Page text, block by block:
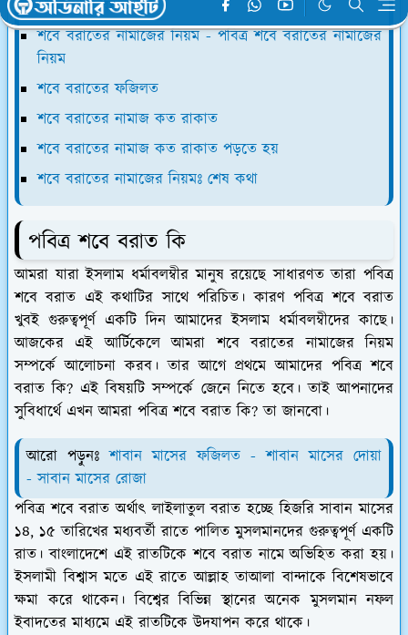
পবিত্র শবে বরাত কি
শবে বরাতের নামাজের নিয়ম - পবিত্র শবে বরাতের নামাজের
নিয়ম
শবে বরাতের ফজিলত
শবে বরাতের নামাজ কত রাকাত
শবে বরাতের নামাজ কত রাকাত পড়তে হয়
শবে বরাতের নামাজের নিয়মঃ শেষ কথা
পবিত্র শবে বরাত কি
আমরা যারা ইসলাম ধর্মাবলম্বীর মানুষ রয়েছে সাধারণত তারা পবিত্র
শবে বরাত এই কথাটির সাথে পরিচিত। কারণ পবিত্র শবে বরাত
খুবই গুরুত্বপূর্ণ একটি দিন আমাদের ইসলাম ধর্মাবলম্বীদের কাছে।
আজকের এই আর্টিকেলে আমরা শবে বরাতের নামাজের নিয়ম
সম্পর্কে আলোচনা করব। তার আগে প্রথমে আমাদের পবিত্র শবে
বরাত কি? এই বিষয়টি সম্পর্কে জেনে নিতে হবে। তাই আপনাদের
সুবিধার্থে এখন আমরা পবিত্র শবে বরাত কি? তা জানবো।
আরো পড়ুনঃশাবান মাসের ফজিলত - শাবান মাসের দোয়া
- সাবান মাসের রোজা
পবিত্র শবে বরাত অর্থাৎ লাইলাতুল বরাত হচ্ছে হিজরি সাবান মাসের
১৪, ১৫ তারিখের মধ্যবর্তী রাতে পালিত মুসলমানদের গুরুত্বপূর্ণ একটি
রাত। বাংলাদেশে এই রাতটিকে শবে বরাত নামে অভিহিত করা হয়।
ইসলামী বিশ্বাস মতে এই রাতে আল্লাহ তাআলা বান্দাকে বিশেষভাবে
ক্ষমা করে থাকেন। বিশ্বের বিভিন্ন স্থানের অনেক মুসলমান নফল
ইবাদতের মাধ্যমে এই রাতটিকে উদযাপন করে থাকে।